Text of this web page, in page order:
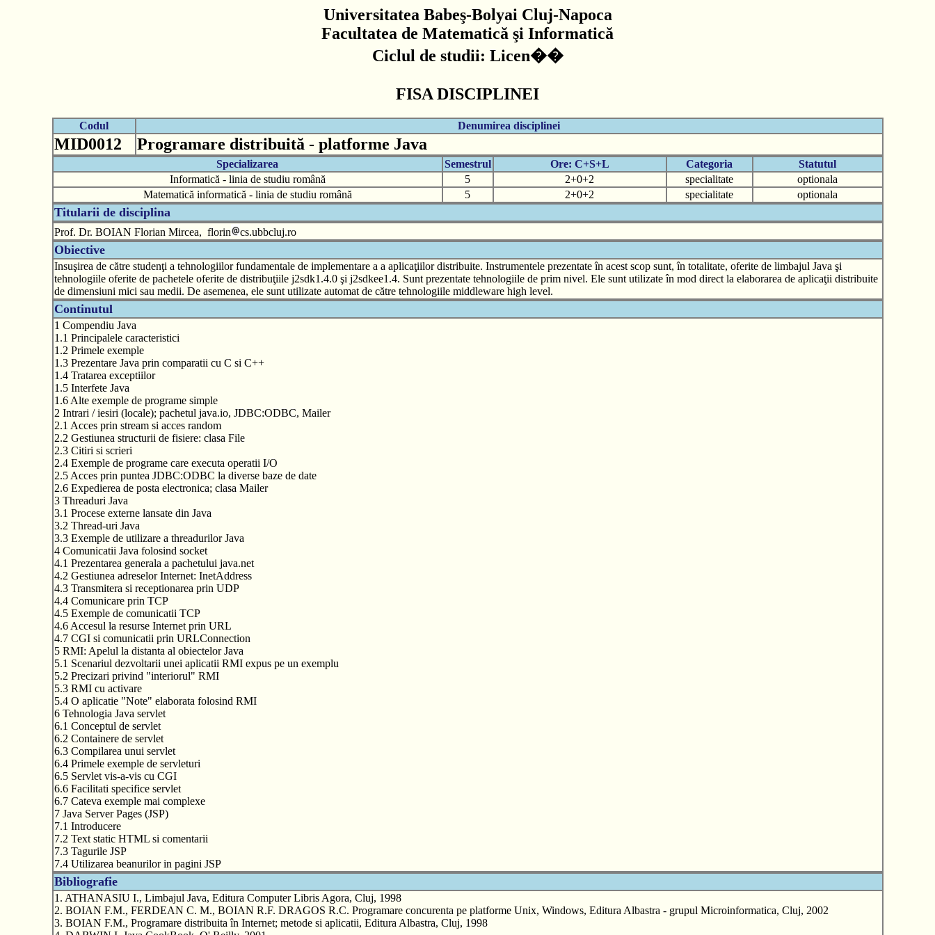
Universitatea Babeş-Bolyai Cluj-Napoca
Facultatea de Matematică şi Informatică
Ciclul de studii: Licen��
FISA DISCIPLINEI
Codul Denumirea disciplinei
MID0012 Programare distribuită - platforme Java
Specializarea Semestrul Ore: C+S+L Categoria
Statutul
Informatică - linia de studiu română
5 2+0+2 specialitate
optionala
Matematică informatică - linia de studiu română
5 2+0+2 specialitate optionala
Titularii de disciplina
Prof. Dr. BOIAN Florian Mircea, florin cs.ubbcluj.ro
Obiective
Insuşirea de către studenţi a tehnologiilor fundamentale de implementare a a aplicaţiilor distribuite. Instrumentele prezentate în acest scop sunt, în totalitate, oferite de limbajul Java şi
tehnologiile oferite de pachetele oferite de distribuţiile j2sdk1.4.0 şi j2sdkee1.4. Sunt prezentate tehnologiile de prim nivel. Ele sunt utilizate în mod direct la elaborarea de aplicaţii distribuite
de dimensiuni mici sau medii. De asemenea, ele sunt utilizate automat de către tehnologiile middleware high level.
Continutul
1 Compendiu Java
1.1 Principalele caracteristici
1.2 Primele exemple
1.3 Prezentare Java prin comparatii cu C si C++
1.4 Tratarea exceptiilor
1.5 Interfete Java
1.6 Alte exemple de programe simple
2 Intrari / iesiri (locale); pachetul java.io, JDBC:ODBC, Mailer
2.1 Acces prin stream si acces random
2.2 Gestiunea structurii de fisiere: clasa File
2.3 Citiri si scrieri
2.4 Exemple de programe care executa operatii I/O
2.5 Acces prin puntea JDBC:ODBC la diverse baze de date
2.6 Expedierea de posta electronica; clasa Mailer
3 Threaduri Java
3.1 Procese externe lansate din Java
3.2 Thread-uri Java
3.3 Exemple de utilizare a threadurilor Java
4 Comunicatii Java folosind socket
4.1 Prezentarea generala a pachetului java.net
4.2 Gestiunea adreselor Internet: InetAddress
4.3 Transmitera si receptionarea prin UDP
4.4 Comunicare prin TCP
4.5 Exemple de comunicatii TCP
4.6 Accesul la resurse Internet prin URL
4.7 CGI si comunicatii prin URLConnection
5 RMI: Apelul la distanta al obiectelor Java
5.1 Scenariul dezvoltarii unei aplicatii RMI expus pe un exemplu
5.2 Precizari privind "interiorul" RMI
5.3 RMI cu activare
5.4 O aplicatie "Note" elaborata folosind RMI
6 Tehnologia Java servlet
6.1 Conceptul de servlet
6.2 Containere de servlet
6.3 Compilarea unui servlet
6.4 Primele exemple de servleturi
6.5 Servlet vis-a-vis cu CGI
6.6 Facilitati specifice servlet
6.7 Cateva exemple mai complexe
7 Java Server Pages (JSP)
7.1 Introducere
7.2 Text static HTML si comentarii
7.3 Tagurile JSP
7.4 Utilizarea beanurilor in pagini JSP
Bibliografie
1. ATHANASIU I., Limbajul Java, Editura Computer Libris Agora, Cluj, 1998
2. BOIAN F.M., FERDEAN C. M., BOIAN R.F. DRAGOS R.C. Programare concurenta pe platforme Unix, Windows, Editura Albastra - grupul Microinformatica, Cluj, 2002
3. BOIAN F.M., Programare distribuita în Internet; metode si aplicatii, Editura Albastra, Cluj, 1998